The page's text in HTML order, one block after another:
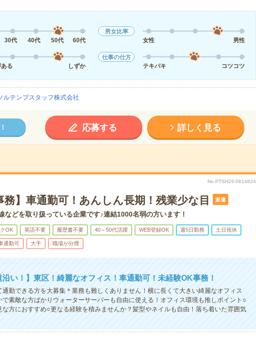
30代 40代 50代 60代
男女比率
女性
男性
る
しずか
仕事の仕方
テキパキ
コツコツ
ルテンプスタッフ株式会社
応募する 詳しく見る
No.PTSH26-0614824
務】車通勤可！あんしん長期！残業少な目 派遣
などを取り扱っている企業です♪連結1000名弱の方います！
OK 英語不要 履歴書不要 40～50代活躍 WEB登録OK 週5日勤務 土日祝休
通勤可 大手 職場が分煙
い！】東区！綺麗なオフィス！車通勤可！未経験OK事務！
勤できる方を大募集＊業務も難しくありません！横に長くて大きい綺麗なオフィス
素敵な方ばかりウォーターサーバーも自由に使える！オフィス環境も推しポイント○
な方におすすめ○更なる経験を積みませんか？髪型やネイルも自由！落ち着いた雰囲気